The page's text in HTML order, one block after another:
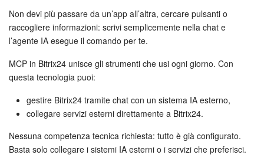
Incarichi e progetti
Progetti IA
CRM
Prenotazione online
Contact Center
Sales Center
Non devi più passare da un’app all’altra, cercare pulsanti o
raccogliere informazioni: scrivi semplicemente nella chat e
l’agente IA esegue il comando per te.
MCP in Bitrix24 unisce gli strumenti che usi ogni giorno. Con
questa tecnologia puoi:
gestire Bitrix24 tramite chat con un sistema IA esterno,
collegare servizi esterni direttamente a Bitrix24.
Nessuna competenza tecnica richiesta: tutto è già configurato.
Basta solo collegare i sistemi IA esterni o i servizi che preferisci.